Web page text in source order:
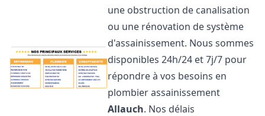
une obstruction de canalisation
ou une rénovation de système
d'assainissement. Nous sommes
disponibles 24h/24 et 7j/7 pour
répondre à vos besoins en
plombier assainissement
Allauch. Nos délais